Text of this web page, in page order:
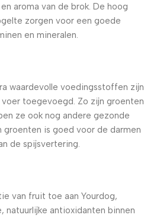
aroma van de brok. De hoog
zorgen voor een goede
en mineralen.
waardevolle voedingsstoffen zijn
toegevoegd. Zo zijn groenten
ze ook nog andere gezonde
groenten is goed voor de darmen
de spijsvertering.
van fruit toe aan Yourdog,
natuurlijke antioxidanten binnen